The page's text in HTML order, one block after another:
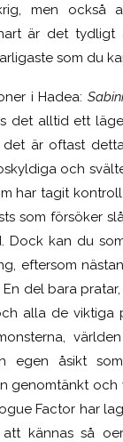
men också
är det tydligt
som du
i Hadea:
det alltid ett
är oftast
och
har tagit
som försöker
Dock kan du
eftersom
del bara
alla de viktiga
egen åsikt
genomtänkt och
Factor har
kännas så